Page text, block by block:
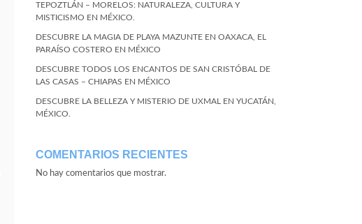
TEPOZTLÁN – MORELOS: NATURALEZA, CULTURA Y
MISTICISMO EN MÉXICO.
DESCUBRE LA MAGIA DE PLAYA MAZUNTE EN OAXACA, EL
PARAÍSO COSTERO EN MÉXICO
DESCUBRE TODOS LOS ENCANTOS DE SAN CRISTÓBAL DE
LAS CASAS – CHIAPAS EN MÉXICO
DESCUBRE LA BELLEZA Y MISTERIO DE UXMAL EN YUCATÁN,
MÉXICO.
COMENTARIOS RECIENTES
No hay comentarios que mostrar.